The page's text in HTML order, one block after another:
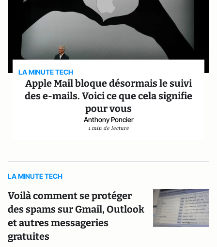
LA MINUTE TECH
Apple Mail bloque désormais le suivi
des e-mails. Voici ce que cela signifie
pour vous
Anthony Poncier
1 min de lecture
LA MINUTE TECH
Voilà comment se protéger
des spams sur Gmail, Outlook
et autres messageries
gratuites